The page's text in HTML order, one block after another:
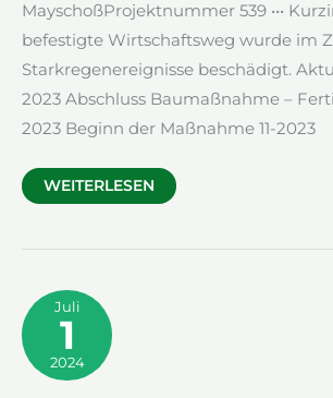
MayschoßProjektnummer 539 •••
befestigte Wirtschaftsweg wurde im
Starkregenereignisse beschädigt.
2023 Abschluss Baumaßnahme –
2023 Beginn der Maßnahme 11-2023
WIRTSCHAFTSWEG
WEITERLESEN
Juli
1
2024